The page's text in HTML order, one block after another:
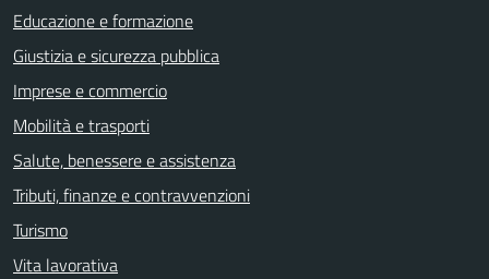
Educazione e formazione
Giustizia e sicurezza pubblica
Imprese e commercio
Mobilità e trasporti
Salute, benessere e assistenza
Tributi, finanze e contravvenzioni
Turismo
Vita lavorativa